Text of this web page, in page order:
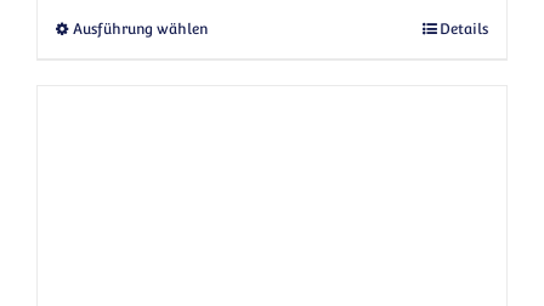
Ausführung wählenDieses Produkt weist mehrere Varianten
Details